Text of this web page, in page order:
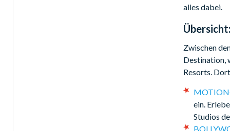
alles dabei.
Übersicht:
Zwischen
Destination,
Resorts.
ein.
Studios